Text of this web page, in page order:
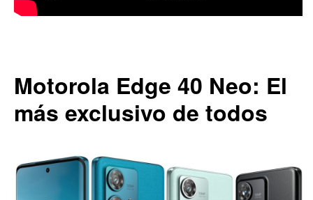
Motorola Edge 40 Neo: El
más exclusivo de todos